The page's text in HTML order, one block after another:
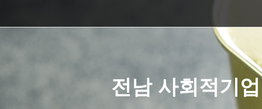
전남 사회적기